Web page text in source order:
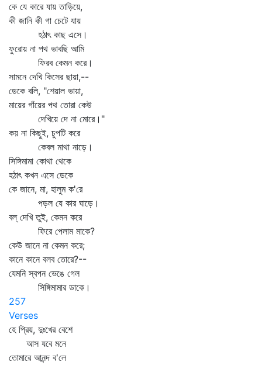
কে যে কারে যায় তাড়িয়ে,
কী জানি কী গা চেটে যায়
হঠাৎ কাছ এসে।
ফুরোয় না পথ ভাবছি আমি
ফিরব কেমন করে।
সামনে দেখি কিসের ছায়া,--
ডেকে বলি, "শেয়াল ভায়া,
মায়ের গাঁয়ের পথ তোরা কেউ
দেখিয়ে দে না মোরে।"
কয় না কিছুই, চুপটি করে
কেবল মাথা নাড়ে।
সিঙ্গিমামা কোথা থেকে
হঠাৎ কখন এসে ডেকে
কে জানে, মা, হালুম ক'রে
পড়ল যে কার ঘাড়ে।
বল্‌ দেখি তুই, কেমন করে
ফিরে পেলাম মাকে?
কেউ জানে না কেমন করে;
কানে কানে বলব তোরে?--
যেমনি স্বপন ভেঙে গেল
সিঙ্গিমামার ডাকে।
257
Verses
হে প্রিয়, দুঃখের বেশে
আস যবে মনে
তোমারে আনন্দ ব'লে